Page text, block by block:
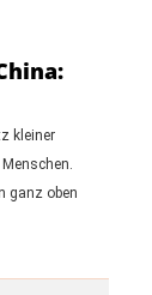
kleiner
ganz oben